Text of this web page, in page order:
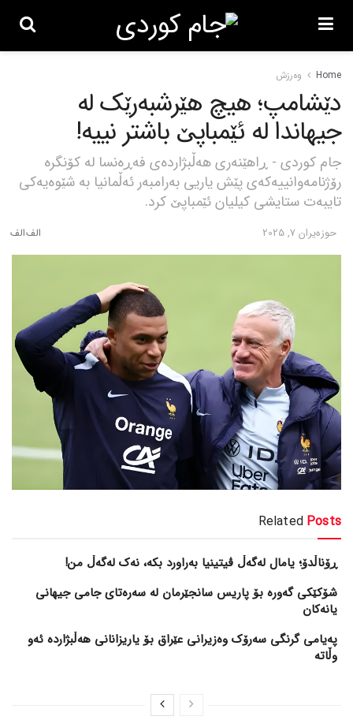
Home وەرزش
دێشامپ؛ هیچ هێرشبەرێک لە
جیهاندا لە ئێمباپێ باشتر نییە!
جام کوردی - ڕاهێنەری هەڵبژاردەی فەڕەنسا لە کۆنگرە
رۆژنامەوانییەکەی پێش یاریی بەرامبەر ئەڵمانیا بە شێوەیەکی
تایبەت ستایشی کیلیان ئێمباپێ کرد.
حوزه‌یران 7, 2025
Related Posts
ڕۆناڵدۆ؛ یامال لەگەڵ ڤیتینیا بەراورد بکە، نەک لەگەڵ من!
شۆکێکی گەورە بۆ پاریس سانجێرمان لە سەرەتای جامی جیهانی
یانەکان
پەیامی گرنگی سەرۆک وەزیرانی عێراق بۆ یاریزانانی هەڵبژارده ئەو
وڵاتە